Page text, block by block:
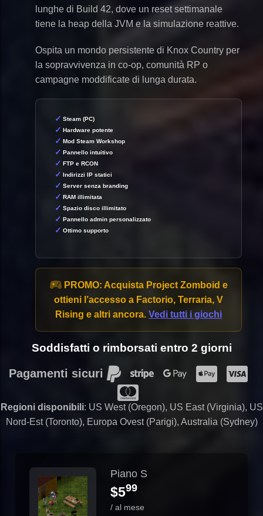
lunghe di Build 42, dove un reset settimanale
tiene la heap della JVM e la simulazione reattive.
Ospita un mondo persistente di Knox Country per
la sopravvivenza in co-op, comunità RP o
campagne moddificate di lunga durata.
Steam (PC)
Hardware potente
Mod Steam Workshop
Pannello intuitivo
FTP e RCON
Indirizzi IP statici
Server senza branding
RAM illimitata
Spazio disco illimitato
Pannello admin personalizzato
Ottimo supporto
PROMO: Acquista Project Zomboid e
ottieni l’accesso a Factorio, Terraria, V
Rising e altri ancora. Vedi tutti i giochi
Soddisfatti o rimborsati entro 2 giorni
Pagamenti sicuri
Regioni disponibili: US West (Oregon), US East (Virginia), US
Nord-Est (Toronto), Europa Ovest (Parigi), Australia (Sydney)
Piano S
$599
/ al mese